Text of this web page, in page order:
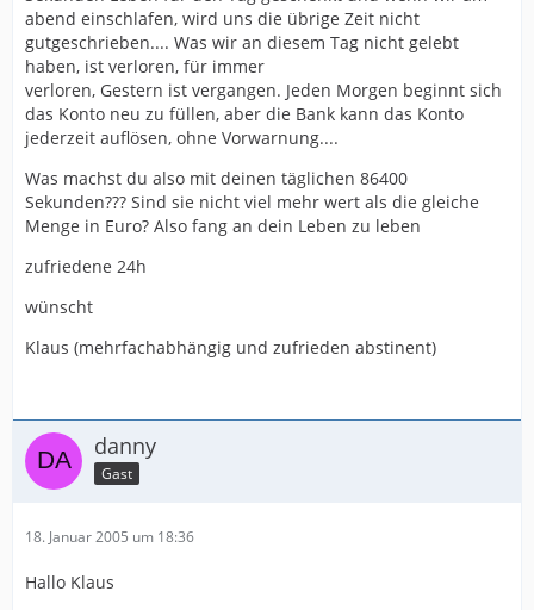
abend einschlafen, wird uns die übrige Zeit nicht
gutgeschrieben.... Was wir an diesem Tag nicht gelebt
haben, ist verloren, für immer
verloren, Gestern ist vergangen. Jeden Morgen beginnt sich
das Konto neu zu füllen, aber die Bank kann das Konto
jederzeit auflösen, ohne Vorwarnung....
Was machst du also mit deinen täglichen 86400
Sekunden??? Sind sie nicht viel mehr wert als die gleiche
Menge in Euro? Also fang an dein Leben zu leben
zufriedene 24h
wünscht
Klaus (mehrfachabhängig und zufrieden abstinent)
danny
Gast
18. Januar 2005 um 18:36
Hallo Klaus